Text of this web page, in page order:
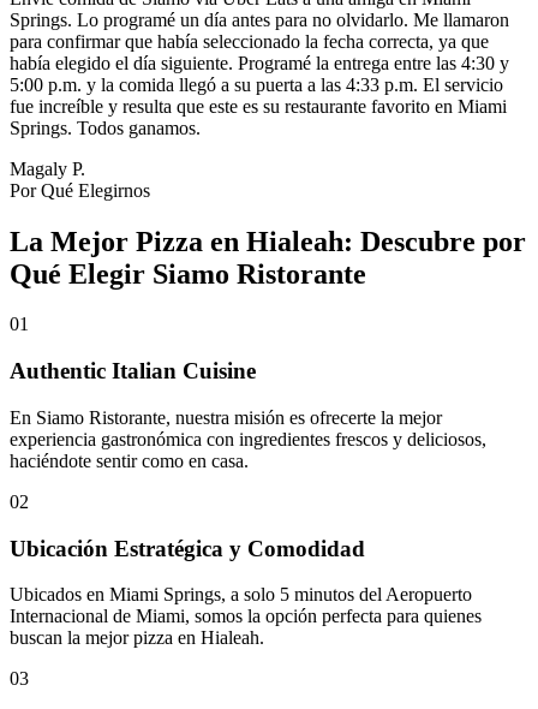
Springs. Lo programé un día antes para no olvidarlo. Me llamaron
para confirmar que había seleccionado la fecha correcta, ya que
había elegido el día siguiente. Programé la entrega entre las 4:30 y
5:00 p.m. y la comida llegó a su puerta a las 4:33 p.m. El servicio
fue increíble y resulta que este es su restaurante favorito en Miami
Springs. Todos ganamos.
Magaly P.
Por Qué Elegirnos
La Mejor Pizza en Hialeah: Descubre por
Qué Elegir Siamo Ristorante
01
Authentic Italian Cuisine
En Siamo Ristorante, nuestra misión es ofrecerte la mejor
experiencia gastronómica con ingredientes frescos y deliciosos,
haciéndote sentir como en casa.
02
Ubicación Estratégica y Comodidad
Ubicados en Miami Springs, a solo 5 minutos del Aeropuerto
Internacional de Miami, somos la opción perfecta para quienes
buscan la mejor pizza en Hialeah.
03